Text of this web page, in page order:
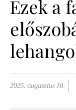
SZOBÁK
Konyha
Fürdőszoba
Nappali
ÖTLETEK
Szállodák és
Ezek a
2025. augusztus 10.